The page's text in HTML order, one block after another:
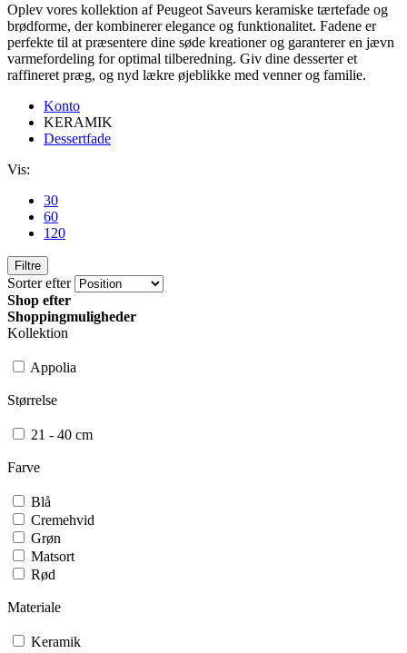
Oplev vores kollektion af Peugeot Saveurs keramiske tærtefade og
brødforme, der kombinerer elegance og funktionalitet. Fadene er
perfekte til at præsentere dine søde kreationer og garanterer en jævn
varmefordeling for optimal tilberedning. Giv dine desserter et
raffineret præg, og nyd lækre øjeblikke med venner og familie.
Konto
KERAMIK
Dessertfade
Vis:
30
60
120
Filtre
Sorter efter
Shop efter
Shoppingmuligheder
Kollektion
Appolia
Størrelse
21 - 40 cm
Farve
Blå
Cremehvid
Grøn
Matsort
Rød
Materiale
Keramik